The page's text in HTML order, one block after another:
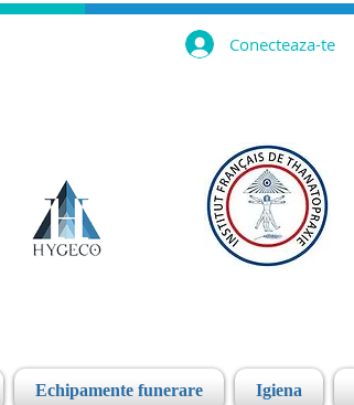
Conecteaza-te
Echipamente funerare Igiena